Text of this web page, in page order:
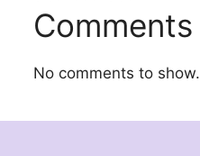
Comments
No comments to show.